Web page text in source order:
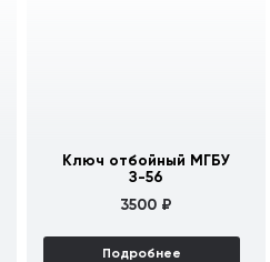
Ключ отбойный МГБУ
З-56
3500 ₽
Подробнее